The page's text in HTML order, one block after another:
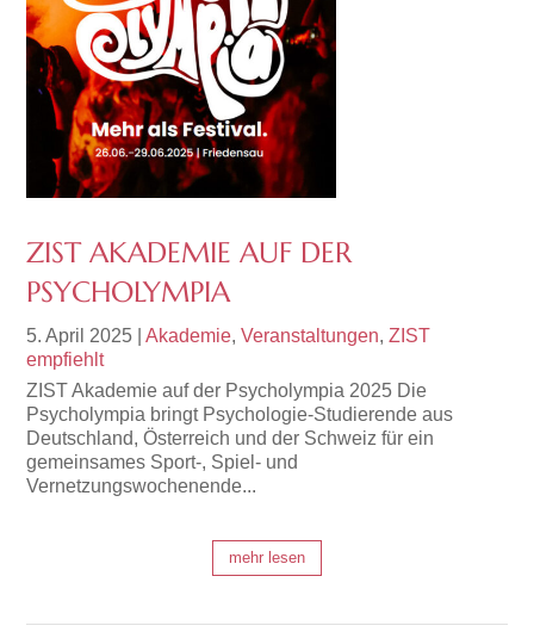
ZIST AKADEMIE AUF DER
PSYCHOLYMPIA
5. April 2025 |Akademie,Veranstaltungen,ZIST
empfiehlt
ZIST Akademie auf der Psycholympia 2025 Die
Psycholympia bringt Psychologie-Studierende aus
Deutschland, Österreich und der Schweiz für ein
gemeinsames Sport-, Spiel- und
Vernetzungswochenende...
mehr lesen